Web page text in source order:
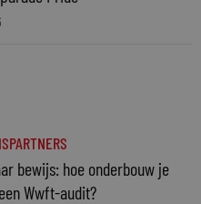
bewijs: hoe onderbouw je
Wwft-audit?